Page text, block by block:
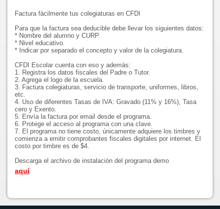
Factura fácilmente tus colegiaturas en CFDI
Para que la factura sea deducible debe llevar los siguientes datos:
* Nombre del alumno y CURP.
* Nivel educativo.
* Indicar por separado el concepto y valor de la colegiatura.
CFDI Escolar cuenta con eso y además:
1. Registra los datos fiscales del Padre o Tutor.
2. Agrega el logo de la escuela.
3. Factura colegiaturas, servicio de transporte, uniformes, libros,
etc.
4. Uso de diferentes Tasas de IVA: Gravado (11% y 16%), Tasa
cero y Exento.
5. Envía la factura por email desde el programa.
6. Protege el acceso al programa con una clave.
7. El programa no tiene costo, únicamente adquiere los timbres y
comienza a emitir comprobantes fiscales digitales por internet. El
costo por timbre es de $4.
Descarga el archivo de instalación del programa demo
aquí